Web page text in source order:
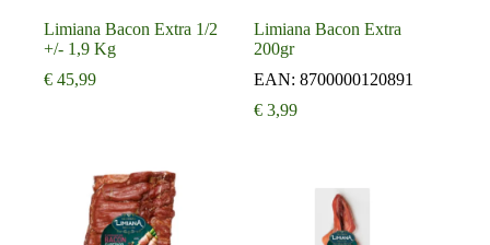
Limiana Bacon Extra 1/2
+/- 1,9 Kg
€ 45,99
Limiana Bacon Extra
200gr
EAN:8700000120891
€ 3,99